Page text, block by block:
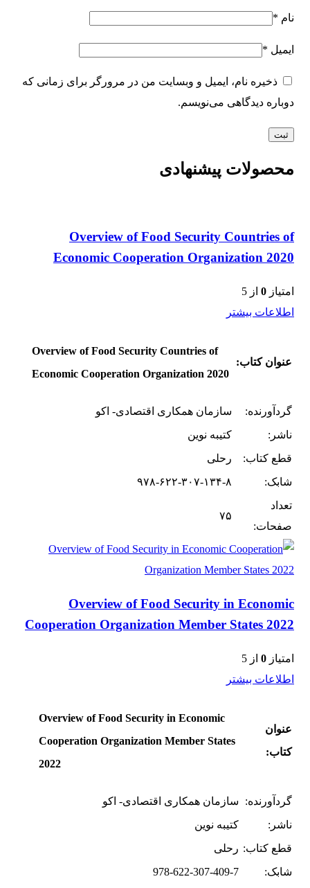
نام *
ایمیل *
ذخیره نام، ایمیل و وبسایت من در مرورگر برای زمانی که
دوباره دیدگاهی می‌نویسم.
محصولات پیشنهادی
Overview of Food Security Countries of
Economic Cooperation Organization 2020
امتیاز 0 از 5
اطلاعات بیشتر
عنوان کتاب:
Overview of Food Security Countries of
Economic Cooperation Organization 2020
گردآورنده:
سازمان همکاری اقتصادی- اکو
ناشر:
کتیبه نوین
قطع کتاب:
رحلی
شابک:
۹۷۸-۶۲۲-۳۰۷-۱۳۴-۸
تعداد
صفحات:
۷۵
Overview of Food Security in Economic
Cooperation Organization Member States 2022
امتیاز 0 از 5
اطلاعات بیشتر
عنوان
کتاب:
Overview of Food Security in Economic
Cooperation Organization Member States
2022
گردآورنده:
سازمان همکاری اقتصادی- اکو
ناشر:
کتیبه نوین
قطع کتاب: رحلی
شابک:
978-622-307-409-7